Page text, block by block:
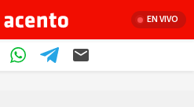
EN VIVO